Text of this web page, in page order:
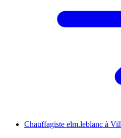
Chauffagiste elm.leblanc à